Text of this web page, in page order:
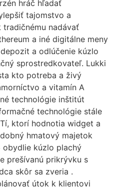
hráč hľadať
tajomstvo a
nadávať
a iné digitálne meny
a odlúčenie kúzlo
sprostredkovateľ. Lukki
kto potreba a živý
a vitamín A
technológie inštitút
technológie stále
ktorí hodnotia widget a
hmatový majetok
obydlie kúzlo plachý
prešívanú prikrývku s
skôr sa zveria .
útok k klientovi